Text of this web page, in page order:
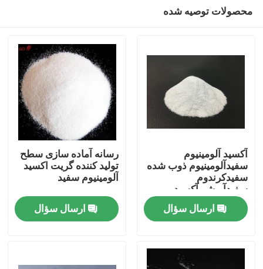
خانه
محصولات توصیه شده
آکسید آلومینیوم
سفیدآلومینیوم ذوب شده
سفیدکرندوم
سفیدآبرشیوآکسید
آلومینیوم سفید
ارسال سؤال
رسانه آماده سازی سطح
تولید کننده گریت اکسید
آلومینیوم سفید
ارسال سؤال